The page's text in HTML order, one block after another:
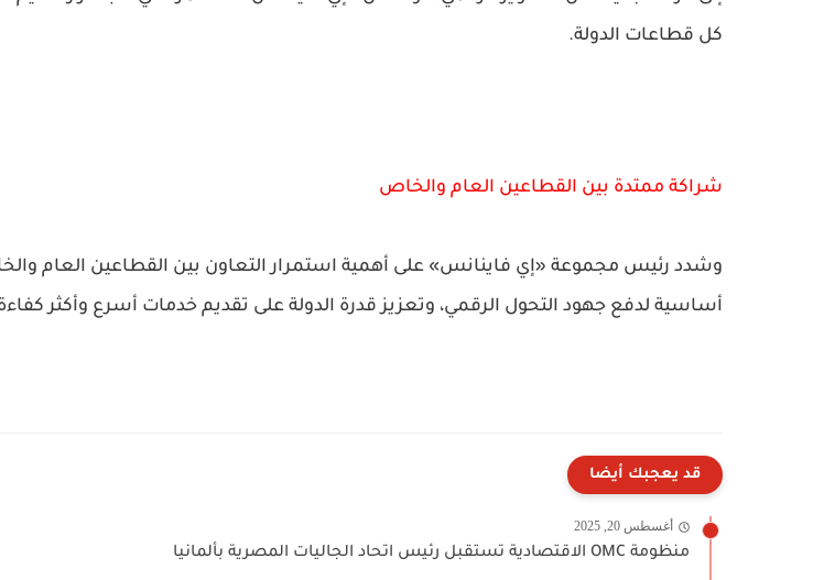
كل قطاعات الدولة.
شراكة ممتدة بين القطاعين العام والخاص
وشدد رئيس مجموعة «إي فاينانس» على أهمية استمرار التعاون بين القطاعين العام
أساسية لدفع جهود التحول الرقمي، وتعزيز قدرة الدولة على تقديم خدمات أسرع وأكثر
قد يعجبك أيضا
أغسطس 20, 2025
منظومة OMC الاقتصادية تستقبل رئيس اتحاد الجاليات المصرية بألمانيا